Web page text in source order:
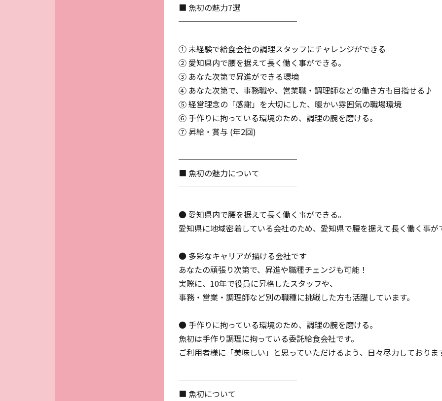
■ 魚初の魅力7選
───────────────
① 未経験で給食会社の調理スタッフにチャレンジができる
② 愛知県内で腰を据えて長く働く事ができる。
③ あなた次第で昇進ができる環境
④ あなた次第で、事務職や、営業職・調理師などの働き方も目指せる♪
⑤ 経営理念の「感謝」を大切にした、暖かい雰囲気の職場環境
⑥ 手作りに拘っている環境のため、調理の腕を磨ける。
⑦ 昇給・賞与 (年2回)
───────────────
■ 魚初の魅力について
───────────────
● 愛知県内で腰を据えて長く働く事ができる。
愛知県に地域密着している会社のため、愛知県で腰を据えて長く働く事が
● 多彩なキャリアが描ける会社です
あなたの頑張り次第で、昇進や職種チェンジも可能！
実際に、10年で役員に昇格したスタッフや、
事務・営業・調理師など別の職種に挑戦した方も活躍しています。
● 手作りに拘っている環境のため、調理の腕を磨ける。
魚初は手作り調理に拘っている委託給食会社です。
ご利用者様に「美味しい」と思っていただけるよう、日々尽力しておりま
───────────────
■ 魚初について